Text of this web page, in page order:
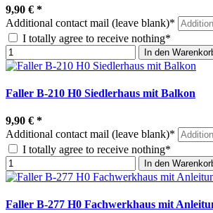
9,90 € *
Additional contact mail (leave blank)*
I totally agree to receive nothing*
In den
Faller B-210 H0 Siedlerhaus mit Balkon
9,90 € *
Additional contact mail (leave blank)*
I totally agree to receive nothing*
In den
Faller B-277 H0 Fachwerkhaus mit